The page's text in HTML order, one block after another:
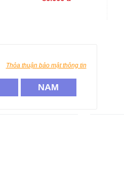
Thỏa thuận bảo mật thông tin
NAM